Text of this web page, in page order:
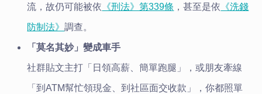
流，故仍可能被依 《刑法》第339條 ，甚至是依 《洗錢
防制法》調查。
「莫名其妙」變成車手
社群貼文主打「日領高薪、簡單跑腿」，或朋友牽線
「到ATM幫忙領現金、到社區面交收款」，你都照單